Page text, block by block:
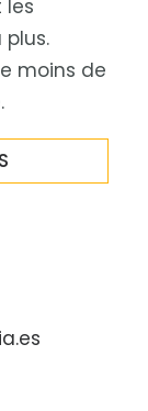
les
plus.
moins de